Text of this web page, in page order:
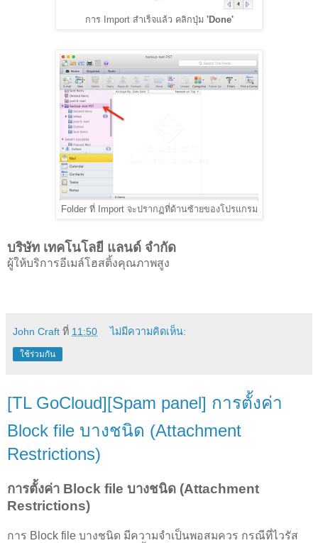
การ Import สำเร็จแล้ว คลิกปุ่ม 'Done'
Folder ที่ Import จะปรากฏที่ด้านซ้ายของโปรแกรม
บริษัท เทคโนโลยี แลนด์ จำกัด
ผู้ให้บริการอีเมล์โฮสติ้งคุณภาพสูง
John Craft ที่ 11:50 ไม่มีความคิดเห็น:
ใช้ร่วมกัน
[TL GoCloud][Spam panel] การตั้งค่า
Block file บางชนิด (Attachment
Restrictions)
การตั้งค่า Block file บางชนิด (Attachment
Restrictions)
การ Block file บางชนิด มีความจำเป็นพอสมควร กรณีที่ไวรัส